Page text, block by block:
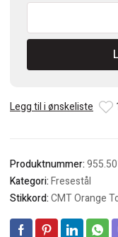
CMT
limfugefres
antall
Legg til i ønskeliste
Produktnummer:
Kategori:Fresestål
Stikkord:CMT Orange